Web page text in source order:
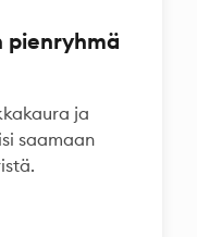
pienryhmä
ja
saamaan